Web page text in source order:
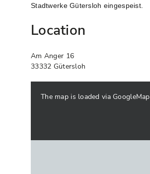
Stadtwerke Gütersloh eingespeist.
Location
Am Anger 16
33332 Gütersloh
The map is loaded via